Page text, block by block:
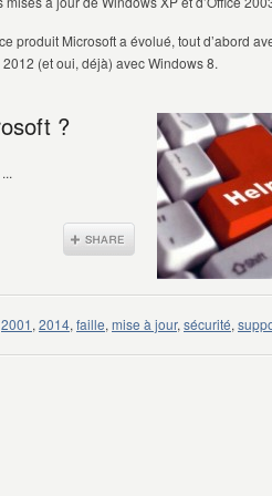
produit Microsoft a évolué, tout d’abord
(et oui, déjà) avec Windows 8.
?
2001, 2014, faille, mise à jour, sécurité,